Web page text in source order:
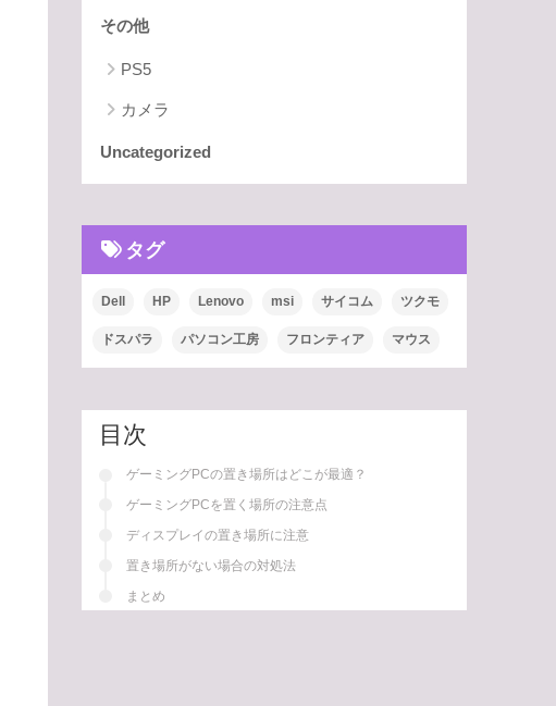
その他
PS5
カメラ
Uncategorized
タグ
Dell HP Lenovo msi サイコム ツクモ
ドスパラ パソコン工房 フロンティア マウス
目次
ゲーミングPCの置き場所はどこが最適？
ゲーミングPCを置く場所の注意点
ディスプレイの置き場所に注意
置き場所がない場合の対処法
まとめ